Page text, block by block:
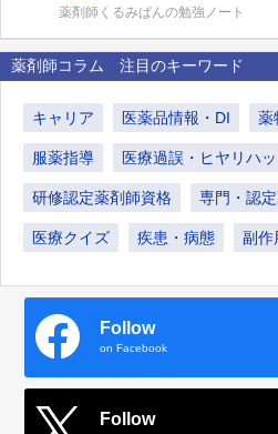
薬剤師くるみぱんの勉強ノート
薬剤師コラム 注目のキーワード
キャリア 医薬品情報・DI 薬
服薬指導 医療過誤・ヒヤリハッ
研修認定薬剤師資格 専門・認
医療クイズ 疾患・病態 副作
Follow
on Facebook
Follow